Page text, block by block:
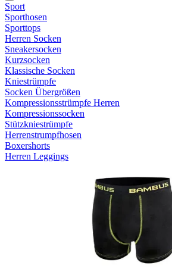
Sport
Sporthosen
Sporttops
Herren Socken
Sneakersocken
Kurzsocken
Klassische Socken
Kniestrümpfe
Socken Übergrößen
Kompressionsstrümpfe Herren
Kompressionssocken
Stützkniestrümpfe
Herrenstrumpfhosen
Boxershorts
Herren Leggings